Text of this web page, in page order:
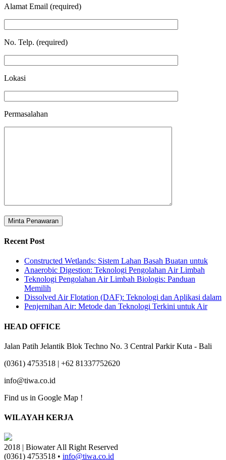
Alamat Email (required)
No. Telp. (required)
Lokasi
Permasalahan
Recent Post
Constructed Wetlands: Sistem Lahan Basah Buatan untuk
Anaerobic Digestion: Teknologi Pengolahan Air Limbah
Teknologi Pengolahan Air Limbah Biologis: Panduan
Memilih
Dissolved Air Flotation (DAF): Teknologi dan Aplikasi dalam
Penjernihan Air: Metode dan Teknologi Terkini untuk Air
HEAD OFFICE
Jalan Patih Jelantik Blok Techno No. 3 Central Parkir Kuta - Bali
(0361) 4753518 | +62 81337752620
info@tiwa.co.id
Find us in Google Map !
WILAYAH KERJA
2018 | Biowater All Right Reserved
(0361) 4753518 • info@tiwa.co.id